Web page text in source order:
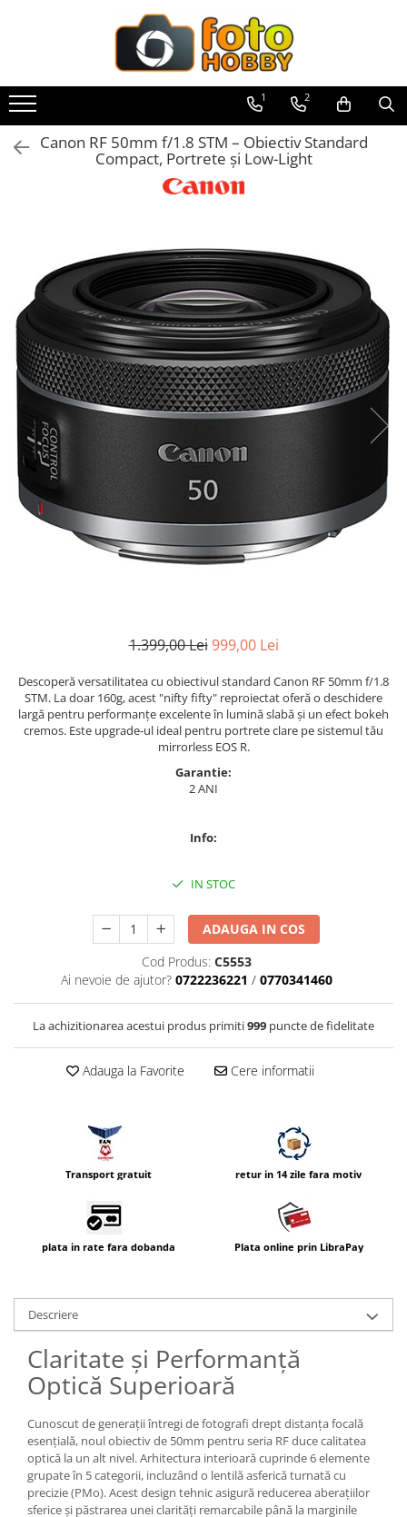
Aparate Foto
Aparate Foto Mirrorless
Aparate Foto DSLR
Cursuri foto
Obiective foto si accesorii
Obiective Mirorless
Obiective DSLR
Huse si tocuri protectie obiective
Obiective Cinematice
Parasolare
Teleconvertoare
Adaptoare montura / baioneta
Capace obiectiv si camera
Inele Macro
Filtre White Balance
Convertoare pe filet foto video
Inele reductii obiective
Adaptoare stativ port umbrela si
Comander TTL
Cabluri si Patine Sincron
Alimentare auxiliara blitz
Protectie patina apa, ploaie
Bounce-uri, Softbox-uri
Bracket-uri si suporti
Huse protectie blitz extern
Huse protectie filtre gel
Accesorii Aparate Digitale
Carduri memorie, Cititoare
Carduri memorie
Huse protectie card memorie
Grip-uri
Telecomenzi
LCD protectie
Acumulatori si baterii
Acumulatori Foto
Acumulatori AA/AAA (R6/R3)) si
incarcatoare
1 2
Canon RF 50mm f/1.8 STM – Obiectiv Standard
Compact, Portrete și Low-Light
1.399,00 Lei 999,00 Lei
Descoperă versatilitatea cu obiectivul standard Canon RF 50mm f/1.8
STM. La doar 160g, acest "nifty fifty" reproiectat oferă o deschidere
largă pentru performanțe excelente în lumină slabă și un efect bokeh
cremos. Este upgrade-ul ideal pentru portrete clare pe sistemul tău
mirrorless EOS R.
Garantie:
2 ANI
Info:
IN STOC
ADAUGA IN COS
Cod Produs: C5553
Ai nevoie de ajutor? 0722236221 / 0770341460
La achizitionarea acestui produs primiti999 puncte de fidelitate
Adauga la Favorite Cere informatii
Transport gratuit retur in 14 zile fara motiv
plata in rate fara dobanda Plata online prin LibraPay
Descriere
Claritate și Performanță
Optică Superioară
Cunoscut de generații întregi de fotografi drept distanța focală
esențială, noul obiectiv de 50mm pentru seria RF duce calitatea
optică la un alt nivel. Arhitectura interioară cuprinde 6 elemente
grupate în 5 categorii, incluzând o lentilă asferică turnată cu
precizie (PMo). Acest design tehnic asigură reducerea aberațiilor
sferice și păstrarea unei clarități remarcabile până la marginile